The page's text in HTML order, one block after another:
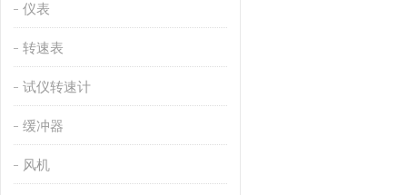
仪表
转速表
试仪转速计
缓冲器
风机